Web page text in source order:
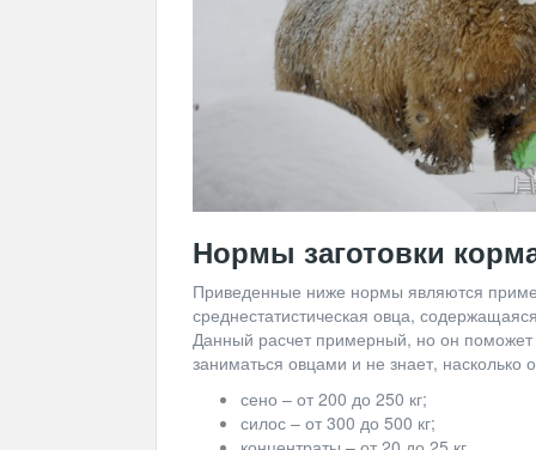
Нормы заготовки
Приведенные ниже нормы являются
среднестатистическая овца,
Данный расчет примерный, но он поможет
заниматься овцами и не знает,
сено – от 200 до 250 кг;
силос – от 300 до 500 кг;